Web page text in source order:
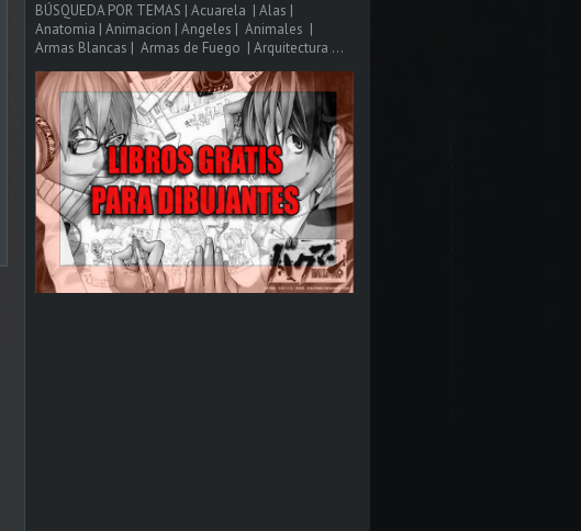
BÚSQUEDA POR TEMAS | Acuarela | Alas |
Anatomia | Animacion | Angeles | Animales |
Armas Blancas | Armas de Fuego | Arquitectura ...